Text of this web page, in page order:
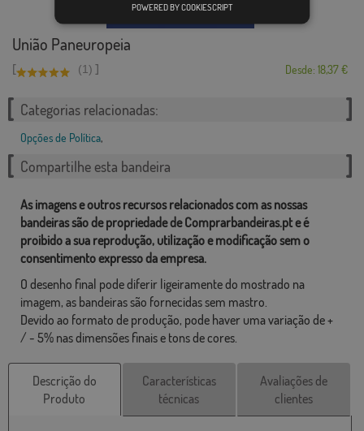
União Paneuropeia
[ (1) ] Desde: 18,37 €
Categorias relacionadas:
Opções de Política,
Compartilhe esta bandeira
As imagens e outros recursos relacionados com as nossas
bandeiras são de propriedade de Comprarbandeiras.pt e é
proibido a sua reprodução, utilização e modificação sem o
consentimento expresso da empresa.
O desenho final pode diferir ligeiramente do mostrado na
imagem, as bandeiras são fornecidas sem mastro.
Devido ao formato de produção, pode haver uma variação de +
/ - 5% nas dimensões finais e tons de cores.
Descrição do
Produto
Características
técnicas
Avaliações de
clientes
POWERED BY COOKIESCRIPT